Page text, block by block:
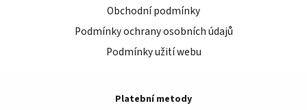
Obchodní podmínky
Podmínky ochrany osobních údajů
Podmínky užití webu
Platební metody